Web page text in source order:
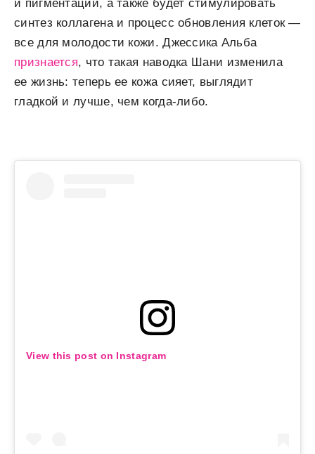
и пигментации, а также будет стимулировать
синтез коллагена и процесс обновления клеток —
все для молодости кожи. Джессика Альба
признается, что такая наводка Шани изменила
ее жизнь: теперь ее кожа сияет, выглядит
гладкой и лучше, чем когда-либо.
View this post on Instagram